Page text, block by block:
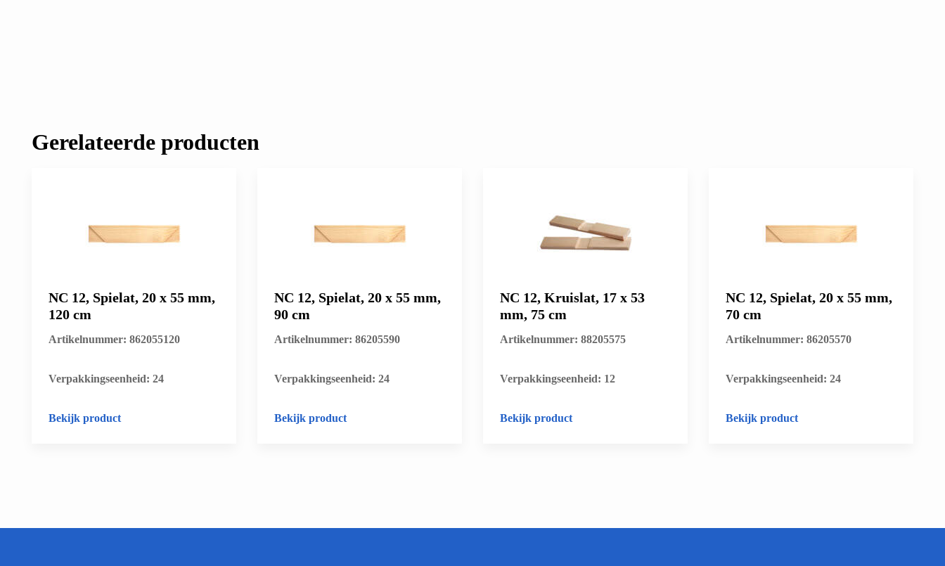
Gerelateerde producten
NC 12, Spielat, 20 x 55 mm,
120 cm
Artikelnummer: 862055120
​Verpakkingseenheid: 24
Bekijk product
NC 12, Spielat, 20 x 55 mm,
90 cm
Artikelnummer: 86205590
​Verpakkingseenheid: 24
Bekijk product
NC 12, Kruislat, 17 x 53
mm, 75 cm
Artikelnummer: 88205575
​Verpakkingseenheid: 12
Bekijk product
NC 12, Spielat, 20 x 55 mm,
70 cm
Artikelnummer: 86205570
​Verpakkingseenheid: 24
Bekijk product